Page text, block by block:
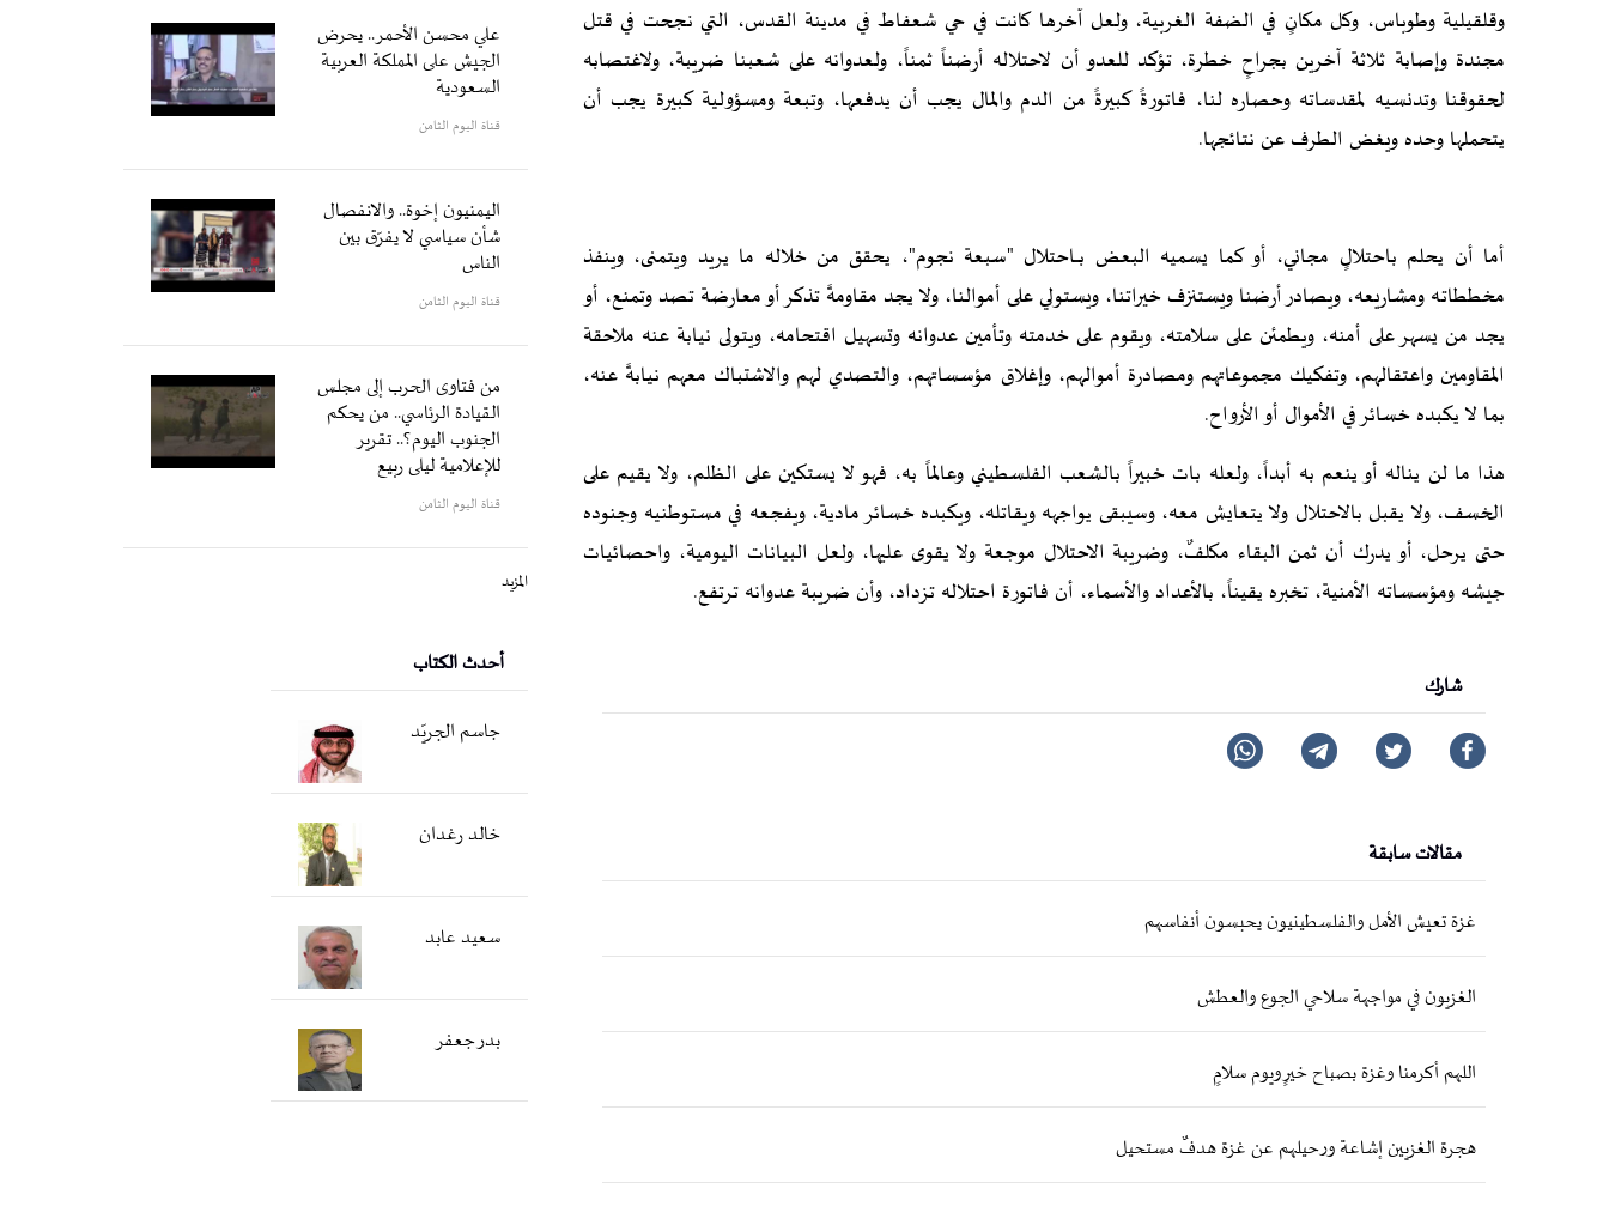
وقلقيلية وطوباس، وكل مكانٍ في الضفة الغربية، ولعل آخرها كانت في حي شعفاط في مدينة القدس، التي نجحت في قتل
مجندة وإصابة ثلاثة آخرين بجراحٍ خطرة، تؤكد للعدو أن لاحتلاله أرضناً ثمناً، ولعدوانه على شعبنا ضريبة، ولاغتصابه
لحقوقنا وتدنسيه لمقدساته وحصاره لنا، فاتورةً كبيرةً من الدم والمال يجب أن يدفعها، وتبعة ومسؤولية كبيرة يجب أن
يتحملها وحده ويغض الطرف عن نتائجها.
أما أن يحلم باحتلالٍ مجاني، أو كما يسميه البعض بـــاحتلال "سبعة نجوم"، يحقق من خلاله ما يريد ويتمنى، وينفذ
مخططاته ومشاريعه، ويصادر أرضنا ويستنزف خيراتنا، ويستولي على أموالنا، ولا يجد مقاومةً تذكر أو معارضة تصد وتمنع، أو
يجد من يسهر على أمنه، ويطمئن على سلامته، ويقوم على خدمته وتأمين عدوانه وتسهيل اقتحامه، ويتولى نيابة عنه ملاحقة
المقاومين واعتقالهم، وتفكيك مجموعاتهم ومصادرة أموالهم، وإغلاق مؤسساتهم، والتصدي لهم والاشتباك معهم نيابةً عنه،
بما لا يكبده خسائر في الأموال أو الأرواح.
هذا ما لن يناله أو ينعم به أبداً، ولعله بات خبيراً بالشعب الفلسطيني وعالماً به، فهو لا يستكين على الظلم، ولا يقيم على
الخسف، ولا يقبل بالاحتلال ولا يتعايش معه، وسيبقى يواجهه ويقاتله، ويكبده خسائر مادية، ويفجعه في مستوطنيه وجنوده
حتى يرحل، أو يدرك أن ثمن البقاء مكلفٌ، وضريبة الاحتلال موجعة ولا يقوى عليها، ولعل البيانات اليومية، واحصائيات
جيشه ومؤسساته الأمنية، تخبره يقيناً، بالأعداد والأسماء، أن فاتورة احتلاله تزداد، وأن ضريبة عدوانه ترتفع.
شارك
مقالات سابقة
غزة تعيش الأمل والفلسطينيون يحبسون أنفاسهم
الغزيون في مواجهة سلاحي الجوع والعطش
اللهم أكرمنا وغزة بصباح خيرٍ ويوم سلامٍ
هجرة الغزيين إشاعة ورحيلهم عن غزة هدفٌ مستحيل
علي محسن الأحمر.. يحرض
الجيش على المملكة العربية
السعودية
قناة اليوم الثامن
اليمنيون إخوة.. والانفصال
شأن سياسي لا يفرّق بين
الناس
قناة اليوم الثامن
من فتاوى الحرب إلى مجلس
القيادة الرئاسي.. من يحكم
الجنوب اليوم؟.. تقرير
للإعلامية ليلى ربيع
قناة اليوم الثامن
المزيد
أحدث الكتاب
جاسم الجريّد
خالد رغدان
سعید عابد
بدر جعفر